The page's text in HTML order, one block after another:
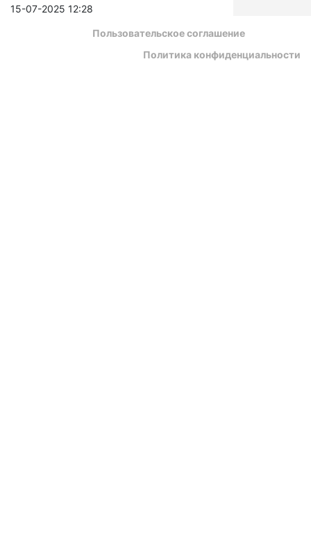
15-07-2025 12:28
Пользовательское соглашение
Политика конфиденциальности